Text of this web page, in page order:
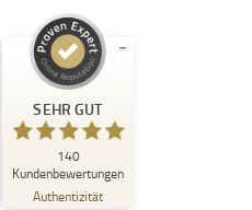
SEHR GUT
140
Kundenbewertungen
Authentizität
Kundenbewertungen und Erfahrungen
CREATERRA UG
SEHR GUT
5,00
/
5,00